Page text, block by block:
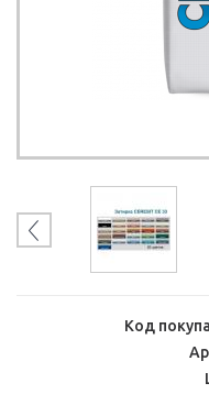
Код